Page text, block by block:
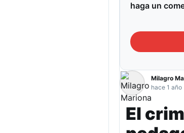
haga un
Milagro
hace 1
El